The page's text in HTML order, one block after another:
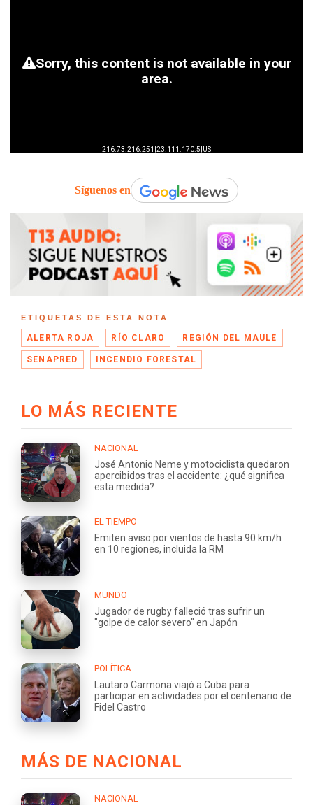
Síguenos en
ETIQUETAS DE ESTA NOTA
ALERTA ROJA RÍO CLARO REGIÓN DEL MAULE
SENAPRED INCENDIO FORESTAL
LO MÁS RECIENTE
NACIONAL
José Antonio Neme y motociclista quedaron
apercibidos tras el accidente: ¿qué significa
esta medida?
EL TIEMPO
Emiten aviso por vientos de hasta 90 km/h
en 10 regiones, incluida la RM
MUNDO
Jugador de rugby falleció tras sufrir un
"golpe de calor severo" en Japón
POLÍTICA
Lautaro Carmona viajó a Cuba para
participar en actividades por el centenario de
Fidel Castro
MÁS DE NACIONAL
NACIONAL